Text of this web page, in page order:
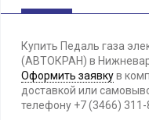
Купить Педаль газа
(АВТОКРАН) в
Оформить заявкув
доставкой или
телефону +7 (3466) 311-